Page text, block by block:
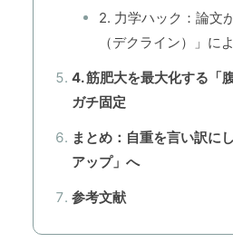
2. 力学ハック：論文
（デクライン）」に
4. 筋肥大を最大化する「
ガチ固定
まとめ：自重を言い訳に
アップ」へ
参考文献